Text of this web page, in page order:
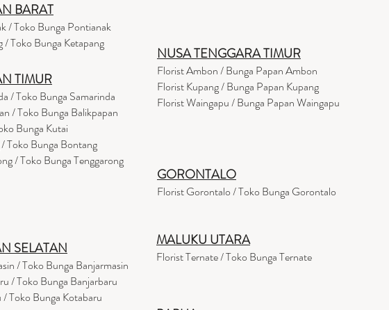
BARAT
/ Toko Bunga Pontianak
/ Toko Bunga Ketapang
TIMUR
/ Toko Bunga Samarinda
/ Toko Bunga Balikpapan
Bunga Kutai
Toko Bunga Bontang
/ Toko Bunga Tenggarong
NUSA TENGGARA TIMUR
Florist Ambon / Bunga Papan Ambon
Florist Kupang / Bunga Papan Kupang
Florist Waingapu / Bunga Papan Waingapu
GORONTALO
Florist Gorontalo / Toko Bunga Gorontalo
SELATAN
/ Toko Bunga Banjarmasin
/ Toko Bunga Banjarbaru
Toko Bunga Kotabaru
MALUKU UTARA
Florist Ternate / Toko Bunga Ternate